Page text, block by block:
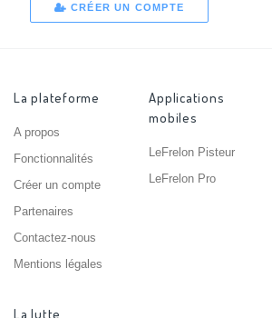
CRÉER UN COMPTE
La plateforme
A propos
Fonctionnalités
Créer un compte
Partenaires
Contactez-nous
Mentions légales
Applications
mobiles
LeFrelon Pisteur
LeFrelon Pro
La lutte